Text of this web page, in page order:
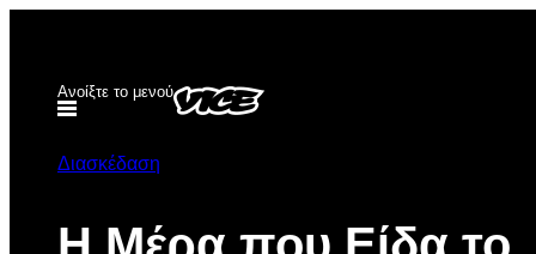
περιεχόμενο
Ανοίξτε το μενού
Διασκέδαση